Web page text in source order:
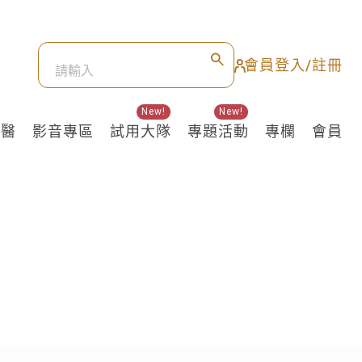
會員登入/註冊
影音專區 試用大隊
New!
專題活動
New!
專欄 會員